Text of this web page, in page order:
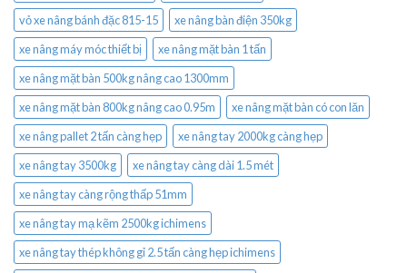
vỏ xe nâng bánh đặc 815-15
xe nâng bàn điện 350kg
xe nâng máy móc thiết bị
xe nâng mặt bàn 1 tấn
xe nâng mặt bàn 500kg nâng cao 1300mm
xe nâng mặt bàn 800kg nâng cao 0.95m
xe nâng mặt bàn có con lăn
xe nâng pallet 2 tấn càng hẹp
xe nâng tay 2000kg càng hẹp
xe nâng tay 3500kg
xe nâng tay càng dài 1.5 mét
xe nâng tay càng rộng thấp 51mm
xe nâng tay mạ kẽm 2500kg ichimens
xe nâng tay thép không gỉ 2.5 tấn càng hẹp ichimens